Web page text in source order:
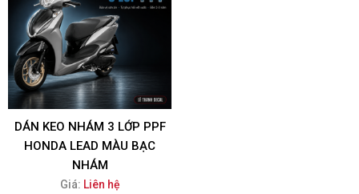
DÁN KEO NHÁM 3 LỚP PPF
HONDA LEAD MÀU BẠC
NHÁM
Giá: Liên hệ